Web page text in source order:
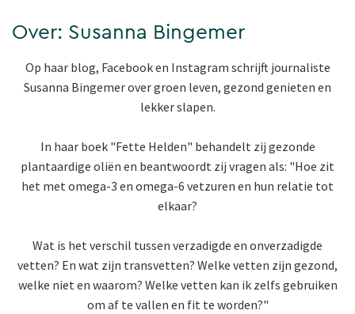
Over: Susanna Bingemer
Op haar blog, Facebook en Instagram schrijft journaliste
Susanna Bingemer over groen leven, gezond genieten en
lekker slapen.
In haar boek "Fette Helden" behandelt zij gezonde
plantaardige oliën en beantwoordt zij vragen als: "Hoe zit
het met omega-3 en omega-6 vetzuren en hun relatie tot
elkaar?
Wat is het verschil tussen verzadigde en onverzadigde
vetten? En wat zijn transvetten? Welke vetten zijn gezond,
welke niet en waarom? Welke vetten kan ik zelfs gebruiken
om af te vallen en fit te worden?"